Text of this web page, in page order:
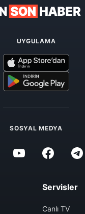
UYGULAMA
SOSYAL MEDYA
Servisler
Canlı TV